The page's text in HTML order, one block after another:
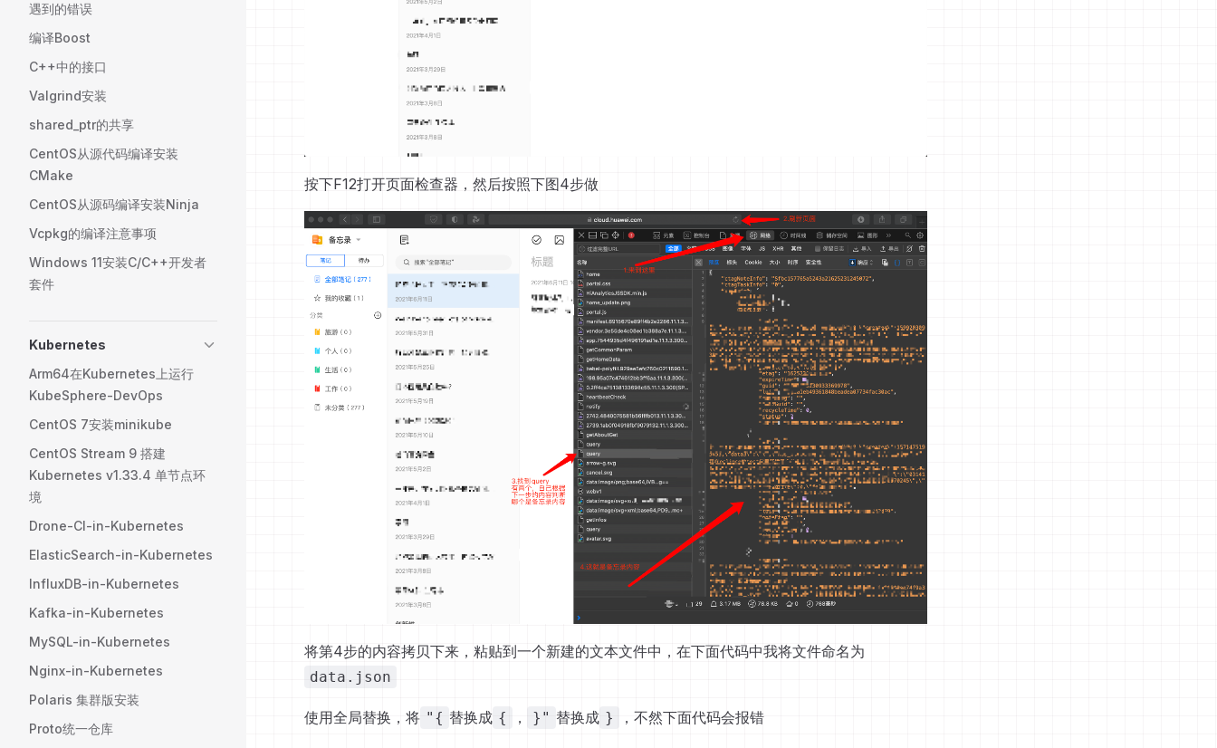
遇到的错误
编译Boost
C++中的接口
Valgrind安装
shared_ptr的共享
CentOS从源代码编译安装
CMake
CentOS从源码编译安装Ninja
Vcpkg的编译注意事项
Windows 11安装C/C++开发者
套件
Kubernetes
Arm64在Kubernetes上运行
KubeSphere-DevOps
CentOS 7安装minikube
CentOS Stream 9 搭建
Kubernetes v1.33.4 单节点环
境
Drone-CI-in-Kubernetes
ElasticSearch-in-Kubernetes
InfluxDB-in-Kubernetes
Kafka-in-Kubernetes
MySQL-in-Kubernetes
Nginx-in-Kubernetes
Polaris 集群版安装
Proto统一仓库
按下F12打开页面检查器，然后按照下图4步做
将第4步的内容拷贝下来，粘贴到一个新建的文本文件中，在下面代码中我将文件命名为
data.json
使用全局替换，将 "{ 替换成 { ， }" 替换成 } ，不然下面代码会报错